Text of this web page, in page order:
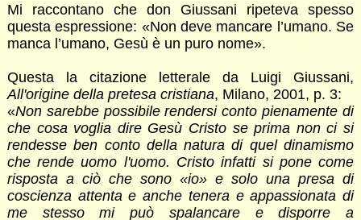
Mi raccontano che don Giussani ripeteva spesso
questa espressione: «Non deve mancare l’umano. Se
manca l’umano, Gesù è un puro nome».
Questa la citazione letterale da Luigi Giussani,
All'origine della pretesa cristiana, Milano, 2001, p. 3:
«Non sarebbe possibile rendersi conto pienamente di
che cosa voglia dire Gesù Cristo se prima non ci si
rendesse ben conto della natura di quel dinamismo
che rende uomo l'uomo. Cristo infatti si pone come
risposta a ciò che sono «io» e solo una presa di
coscienza attenta e anche tenera e appassionata di
me stesso mi può spalancare e disporre a